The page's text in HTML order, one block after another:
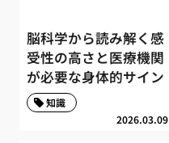
脳科学から読み解く感
受性の高さと医療機関
が必要な身体的サイン
2026.03.09
知識